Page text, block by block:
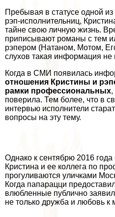
Пребывая в статусе одной
рэп-исполнительниц,
тайне свою личную жизнь.
приписывают романы с тем
рэпером (Натаном, Мотом,
слухов такая информация
Когда в СМИ появилась
отношения Кристины и
рамки профессиональных,
поверила. Тем более, что в
интервью исполнители
вопросы на эту тему.
Однако к сентябрю 2016 года
Кристина и ее коллега по
прогуливаются уличками
Когда папарацци
влюбленные публично
не только дружба и любовь к